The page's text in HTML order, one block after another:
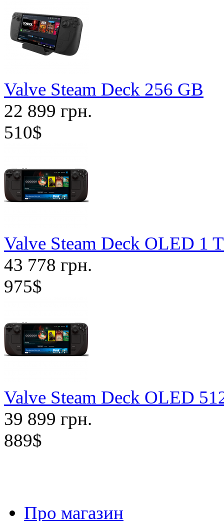
Valve Steam Deck 256 GB
22 899 грн.
510$
Valve Steam Deck OLED 1
43 778 грн.
975$
Valve Steam Deck OLED
39 899 грн.
889$
Про магазин